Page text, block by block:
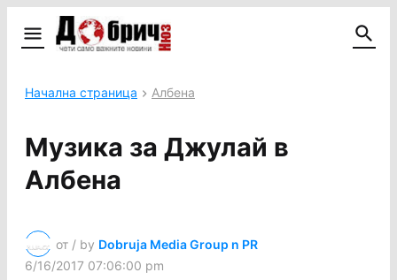
Начална страница Албена
Музика за Джулай в
Албена
от / by Dobruja Media Group n PR
6/16/2017 07:06:00 pm